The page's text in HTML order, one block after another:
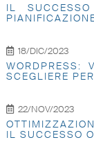
IL
18/DIC/2023
WORDPRESS:
SCEGLIERE
22/NOV/2023
IL SUCCESSO